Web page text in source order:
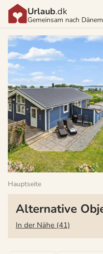
Urlaub.dk
Gemeinsam nach
Hauptseite
Alternative
In der Nähe (41)